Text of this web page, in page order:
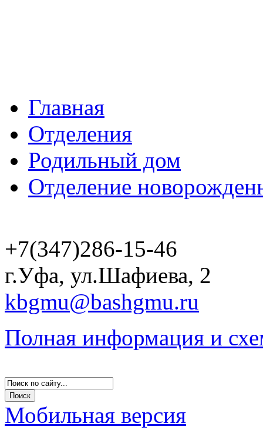
Главная
Отделения
Родильный дом
Отделение
+7(347)286-15-46
г.Уфа, ул.Шафиева, 2
kbgmu@bashgmu.ru
Полная информация и
Мобильная версия